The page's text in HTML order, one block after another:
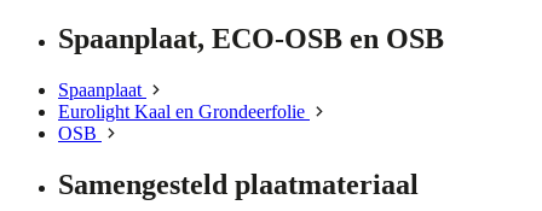
Spaanplaat, ECO-OSB en OSB
Spaanplaat
Eurolight Kaal en Grondeerfolie
OSB
Samengesteld plaatmateriaal